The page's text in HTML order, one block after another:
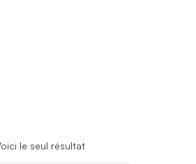
le seul résultat